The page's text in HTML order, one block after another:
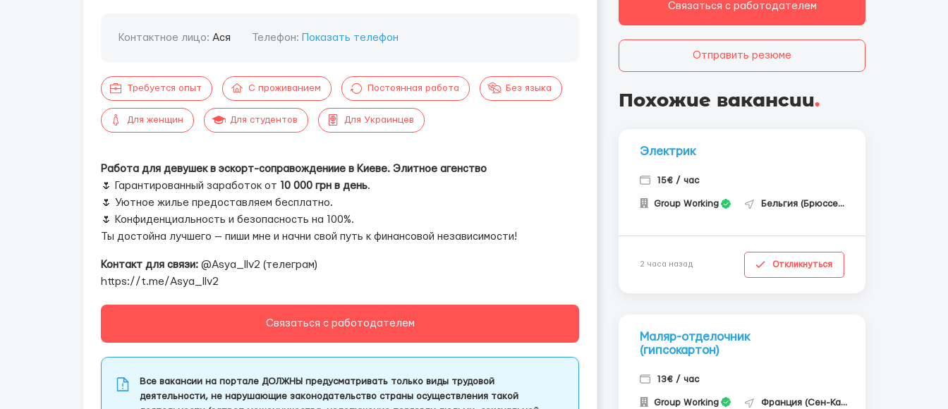
Контактное лицо: Ася Телефон: Показать телефон
Требуется опыт С проживанием Постоянная работа Без языка
Для женщин Для студентов Для Украинцев
Работа для девушек в эскорт-соправождениие в Киеве. Элитное агенство
🌷 Гарантированный заработок от
10 000 грн в день.
🌷 Уютное жилье предоставляем бесплатно.
🌷 Конфиденциальность и безопасность на 100%.
Ты достойна лучшего — пиши мне и начни свой путь к финансовой независимости!
Контакт для связи: @Asya_llv2 (телеграм)
https://t.me/Asya_llv2
Связаться с работодателем
Все вакансии на портале ДОЛЖНЫ предусматривать только виды трудовой
деятельности, не нарушающие законодательство страны осуществления такой
Связаться с работодателем
Отправить резюме
Похожие вакансии.
Электрик
15€ / час
Group Working Бельгия (Брюссель)
2 часа назад Откликнуться
Маляр-отделочник
(гипсокартон)
13€ / час
Group Working Франция (Сен-Кантен)